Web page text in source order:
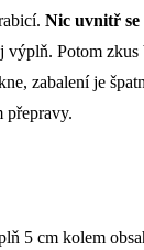
Nic uvnitř se
výplň. Potom zkus
zabalení je
přepravy.
5 cm kolem